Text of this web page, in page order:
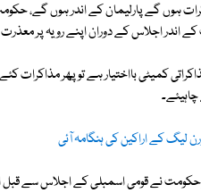
ہوں گے پارلیمان کے اندر ہوں گے،
اجلاس کے دوران اپنے رویہ پر معذرت
کمیٹی بااختیار ہے تو پھر مذاکرات
لیگ کے اراکین کی ہنگامہ آئی
نے قومی اسمبلی کے اجلاس سے قبل